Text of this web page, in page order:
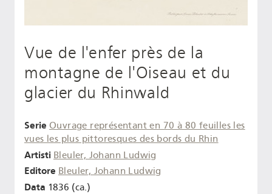
Vue de l'enfer près de la
montagne de l'Oiseau et du
glacier du Rhinwald
Serie Ouvrage représentant en 70 à 80 feuilles les
vues les plus pittoresques des bords du Rhin
Artisti Bleuler, Johann Ludwig
Editore Bleuler, Johann Ludwig
Data 1836 (ca.)